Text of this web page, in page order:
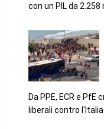
con un PIL da 2.258
Da PPE, ECR e
liberali contro l'Italia